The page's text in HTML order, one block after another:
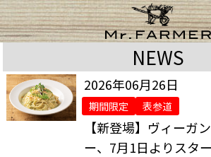
NEWS
2026年06月26日
期間限定 表参道
【新登場】ヴィーガ
ー、7月1日よりスタ